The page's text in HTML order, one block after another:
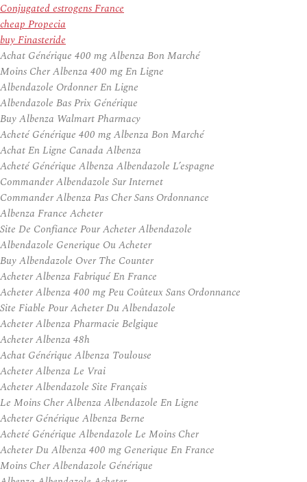
Conjugated estrogens France
cheap Propecia
buy Finasteride
Achat Générique 400 mg Albenza Bon Marché
Moins Cher Albenza 400 mg En Ligne
Albendazole Ordonner En Ligne
Albendazole Bas Prix Générique
Buy Albenza Walmart Pharmacy
Acheté Générique 400 mg Albenza Bon Marché
Achat En Ligne Canada Albenza
Acheté Générique Albenza Albendazole L’espagne
Commander Albendazole Sur Internet
Commander Albenza Pas Cher Sans Ordonnance
Albenza France Acheter
Site De Confiance Pour Acheter Albendazole
Albendazole Generique Ou Acheter
Buy Albendazole Over The Counter
Acheter Albenza Fabriqué En France
Acheter Albenza 400 mg Peu Coûteux Sans Ordonnance
Site Fiable Pour Acheter Du Albendazole
Acheter Albenza Pharmacie Belgique
Acheter Albenza 48h
Achat Générique Albenza Toulouse
Acheter Albenza Le Vrai
Acheter Albendazole Site Français
Le Moins Cher Albenza Albendazole En Ligne
Acheter Générique Albenza Berne
Acheté Générique Albendazole Le Moins Cher
Acheter Du Albenza 400 mg Generique En France
Moins Cher Albendazole Générique